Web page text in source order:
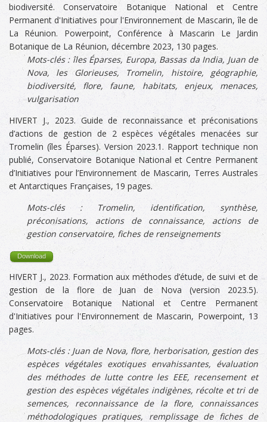
biodiversité. Conservatoire Botanique National et Centre
Permanent d'Initiatives pour l'Environnement de Mascarin, île de
La Réunion. Powerpoint, Conférence à Mascarin Le Jardin
Botanique de La Réunion, décembre 2023, 130 pages.
Mots-clés : îles Éparses, Europa, Bassas da India, Juan de
Nova, les Glorieuses, Tromelin, histoire, géographie,
biodiversité, flore, faune, habitats, enjeux, menaces,
vulgarisation
HIVERT J., 2023. Guide de reconnaissance et préconisations
d’actions de gestion de 2 espèces végétales menacées sur
Tromelin (îles Éparses). Version 2023.1. Rapport technique non
publié, Conservatoire Botanique National et Centre Permanent
d’Initiatives pour l’Environnement de Mascarin, Terres Australes
et Antarctiques Françaises, 19 pages.
Mots-clés :
Tromelin, identification, synthèse,
préconisations, actions de connaissance, actions de
gestion conservatoire, fiches de renseignements
Download
HIVERT J., 2023. Formation aux méthodes d’étude, de suivi et de
gestion de la flore de Juan de Nova (version 2023.5).
Conservatoire Botanique National et Centre Permanent
d'Initiatives pour l'Environnement de Mascarin, Powerpoint, 13
pages.
Mots-clés : Juan de Nova, flore, herborisation, gestion des
espèces végétales exotiques envahissantes, évaluation
des méthodes de lutte contre les EEE, recensement et
gestion des espèces végétales indigènes, récolte et tri de
semences, reconnaissance de la flore, connaissances
méthodologiques pratiques, remplissage de fiches de